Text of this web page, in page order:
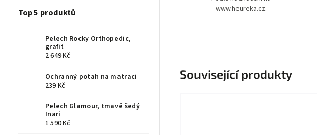
Top 5 produktů
Pelech Rocky Orthopedic,
grafit
2 649 Kč
Ochranný potah na matraci
239 Kč
Pelech Glamour, tmavě šedý
Inari
1 590 Kč
www.heureka.cz.
Související produkty